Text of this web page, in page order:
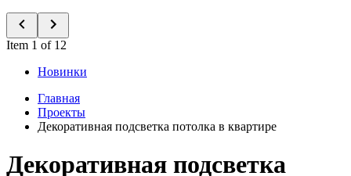
Item 1 of 12
Новинки
Главная
Проекты
Декоративная подсветка потолка в квартире
Декоративная подсветка